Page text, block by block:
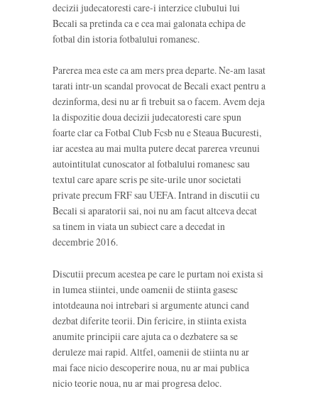
decizii judecatoresti care-i interzice clubului lui
Becali sa pretinda ca e cea mai galonata echipa de
fotbal din istoria fotbalului romanesc.
Parerea mea este ca am mers prea departe. Ne-am lasat
tarati intr-un scandal provocat de Becali exact pentru a
dezinforma, desi nu ar fi trebuit sa o facem. Avem deja
la dispozitie doua decizii judecatoresti care spun
foarte clar ca Fotbal Club Fcsb nu e Steaua Bucuresti,
iar acestea au mai multa putere decat parerea vreunui
autointitulat cunoscator al fotbalului romanesc sau
textul care apare scris pe site-urile unor societati
private precum FRF sau UEFA. Intrand in discutii cu
Becali si aparatorii sai, noi nu am facut altceva decat
sa tinem in viata un subiect care a decedat in
decembrie 2016.
Discutii precum acestea pe care le purtam noi exista si
in lumea stiintei, unde oamenii de stiinta gasesc
intotdeauna noi intrebari si argumente atunci cand
dezbat diferite teorii. Din fericire, in stiinta exista
anumite principii care ajuta ca o dezbatere sa se
deruleze mai rapid. Altfel, oamenii de stiinta nu ar
mai face nicio descoperire noua, nu ar mai publica
nicio teorie noua, nu ar mai progresa deloc.